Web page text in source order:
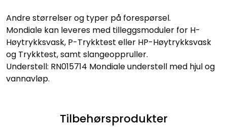
Andre størrelser og typer på forespørsel.
Mondiale kan leveres med tilleggsmoduler for H-
Høytrykksvask, P-Trykktest eller HP-Høytrykksvask
og Trykktest, samt slangeoppruller.
Understell: RN015714 Mondiale understell med hjul og
vannavløp.
Tilbehørsprodukter